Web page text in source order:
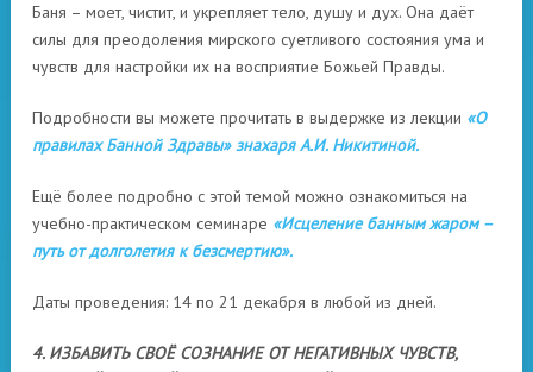
Баня – моет, чистит, и укрепляет тело, душу и дух. Она даёт
силы для преодоления мирского суетливого состояния ума и
чувств для настройки их на восприятие Божьей Правды.
Подробности вы можете прочитать в выдержке из лекции «О
правилах Банной Здравы» знахаря А.И. Никитиной.
Ещё более подробно с этой темой можно ознакомиться на
учебно-практическом семинаре «Исцеление банным жаром –
путь от долголетия к безсмертию».
Даты проведения: 14 по 21 декабря в любой из дней.
4. ИЗБАВИТЬ СВОЁ СОЗНАНИЕ ОТ НЕГАТИВНЫХ ЧУВСТВ,